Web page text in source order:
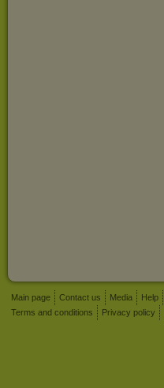
Main page Contact us Media Help
Terms and conditions
Privacy policy